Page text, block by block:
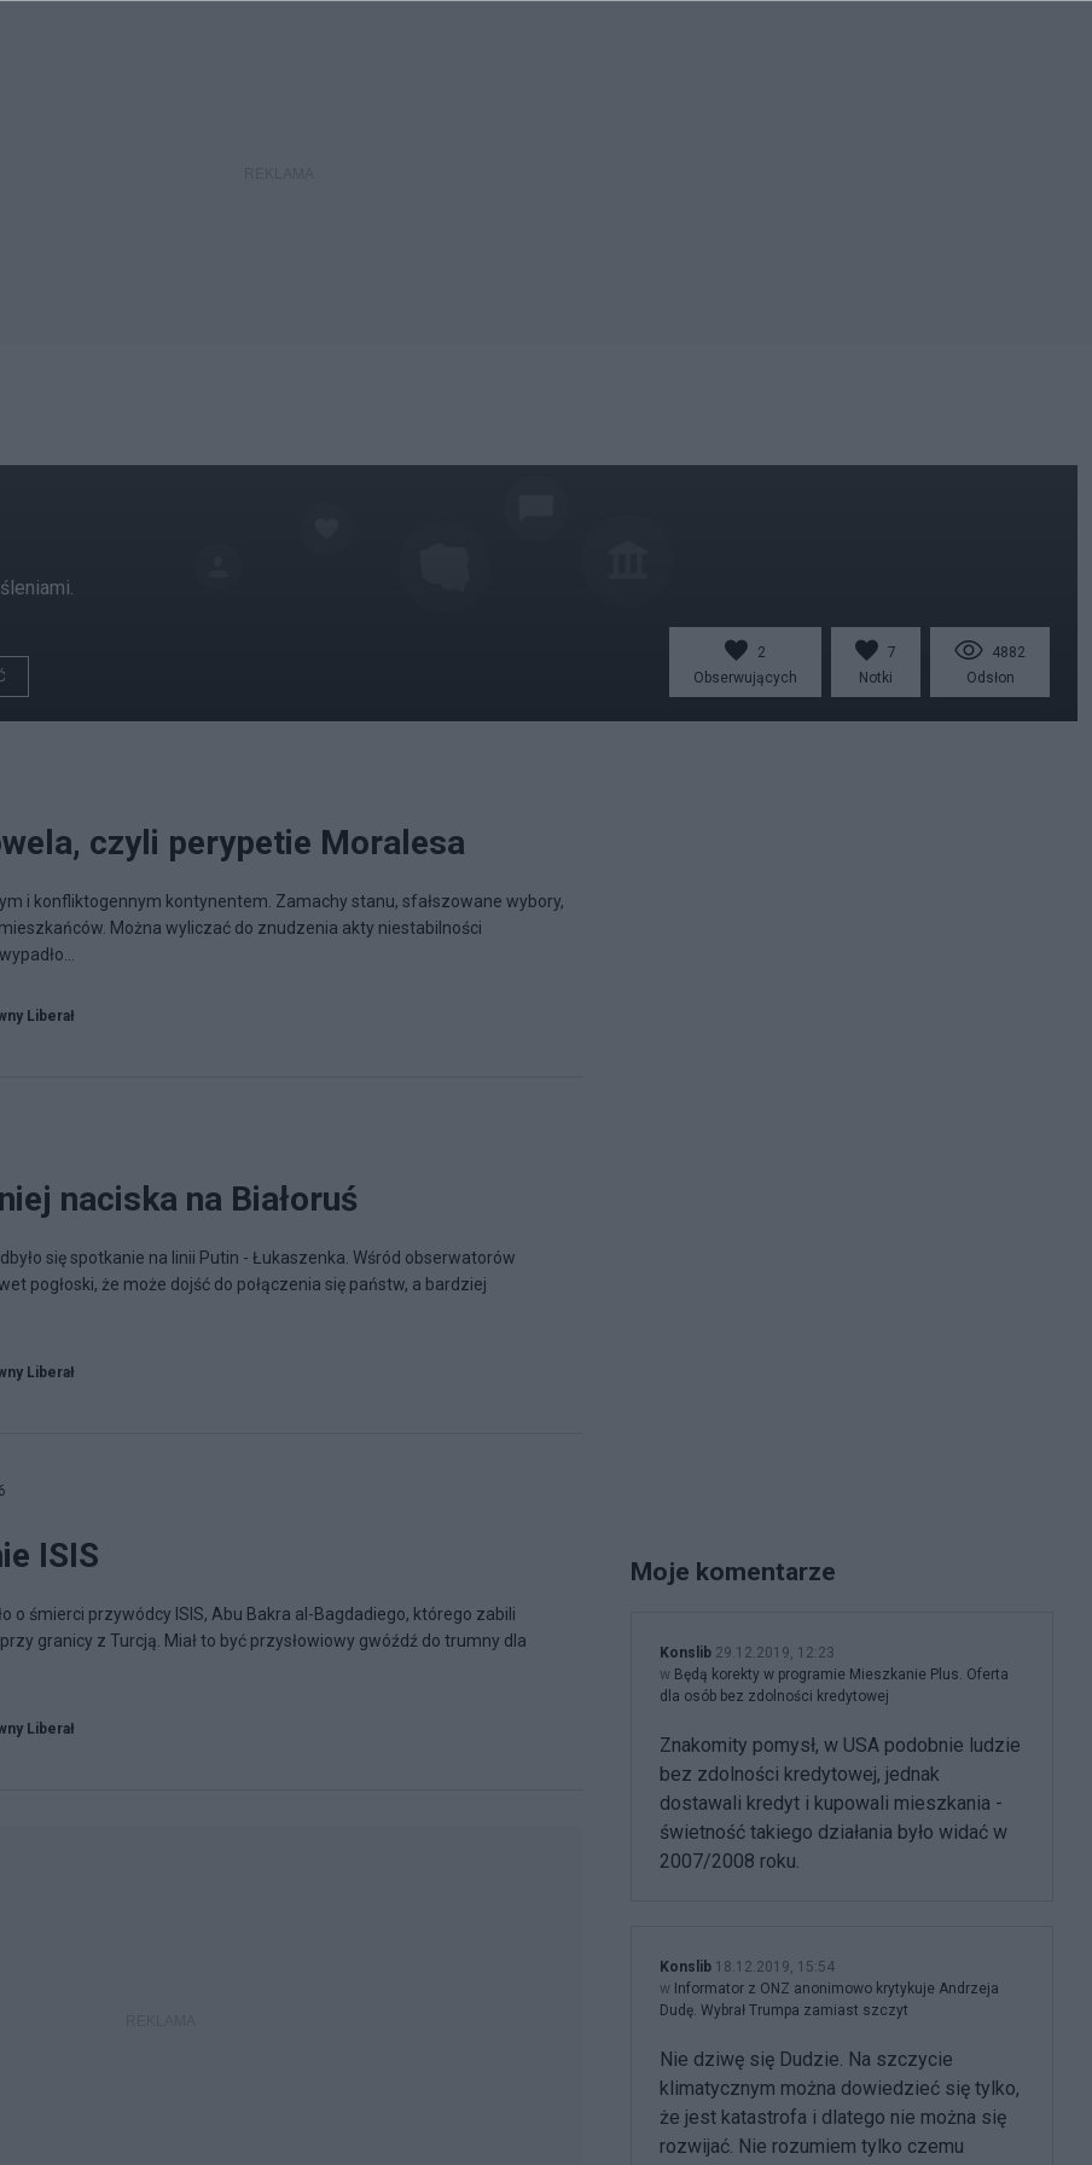
2
Obserwujących
7
Notki
4882
Odsłon
czyli perypetie Moralesa
i konfliktogennym kontynentem. Zamachy stanu, sfałszowane wybory,
Można wyliczać do znudzenia akty niestabilności
Liberał
naciska na Białoruś
się spotkanie na linii Putin - Łukaszenka. Wśród obserwatorów
pogłoski, że może dojść do połączenia się państw, a bardziej
Liberał
ISIS
o śmierci przywódcy ISIS, Abu Bakra al-Bagdadiego, którego zabili
granicy z Turcją. Miał to być przysłowiowy gwóźdź do trumny dla
Liberał
Moje komentarze
Konslib 29.12.2019, 12:23
w Będą korekty w programie Mieszkanie Plus. Oferta
dla osób bez zdolności kredytowej
Znakomity pomysł, w USA podobnie ludzie
bez zdolności kredytowej, jednak
dostawali kredyt i kupowali mieszkania -
świetność takiego działania było widać w
2007/2008 roku.
Konslib 18.12.2019, 15:54
w Informator z ONZ anonimowo krytykuje Andrzeja
Dudę. Wybrał Trumpa zamiast szczyt
Nie dziwę się Dudzie. Na szczycie
klimatycznym można dowiedzieć się tylko,
że jest katastrofa i dlatego nie można się
rozwijać. Nie rozumiem tylko czemu